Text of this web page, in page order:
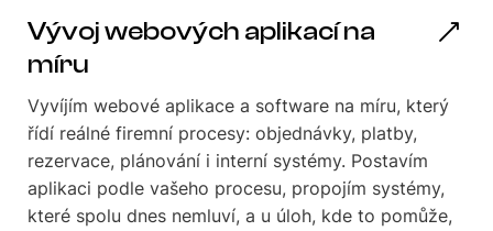
Vývoj webových aplikací na
míru
Vyvíjím webové aplikace a software na míru, který
řídí reálné firemní procesy: objednávky, platby,
rezervace, plánování i interní systémy. Postavím
aplikaci podle vašeho procesu, propojím systémy,
které spolu dnes nemluví, a u úloh, kde to pomůže,